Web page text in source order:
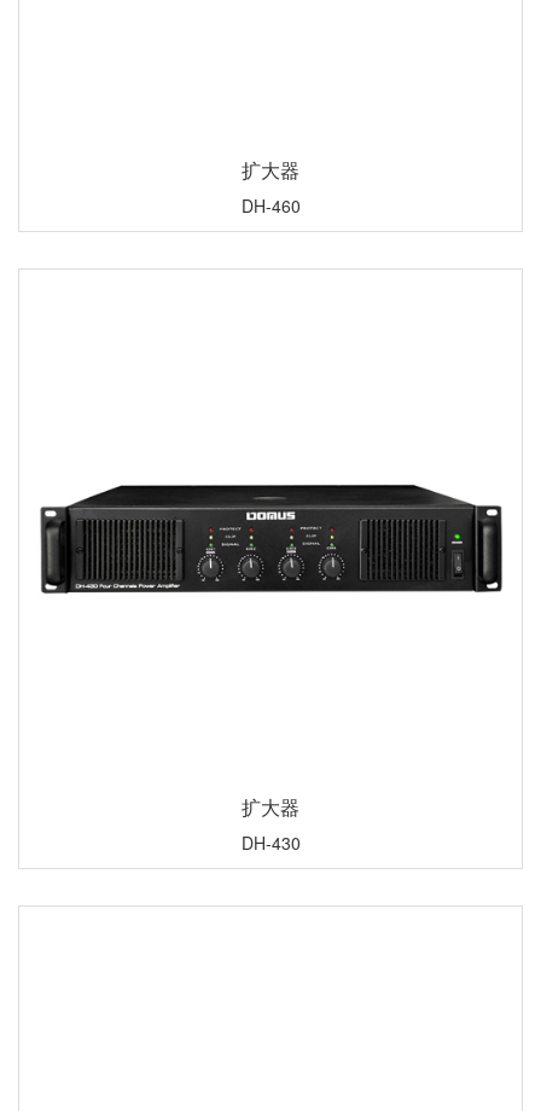
扩大器
DH-460
扩大器
DH-430